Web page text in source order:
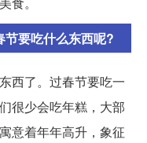
节要吃什么东西呢?
西了。过春节要吃一
很少会吃年糕，大部
意着年年高升，象征